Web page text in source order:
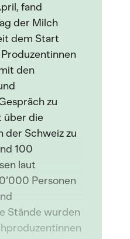
fand
der Milch
dem Start
den
zu
über die
der Schweiz zu
100
laut
Personen
Stände wurden